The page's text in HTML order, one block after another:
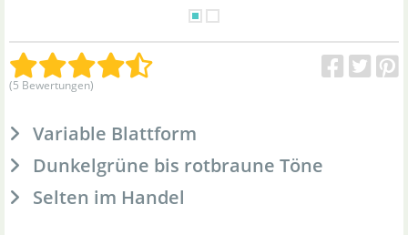
(5 Bewertungen)
Variable Blattform
Dunkelgrüne bis rotbraune Töne
Selten im Handel